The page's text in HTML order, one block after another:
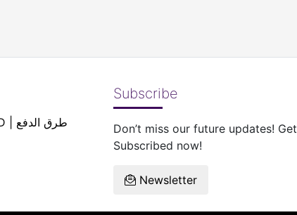
PAYEMENT METHOD | طرق الدفع
Subscribe
Don’t miss our future updates! Get
Subscribed now!
Newsletter